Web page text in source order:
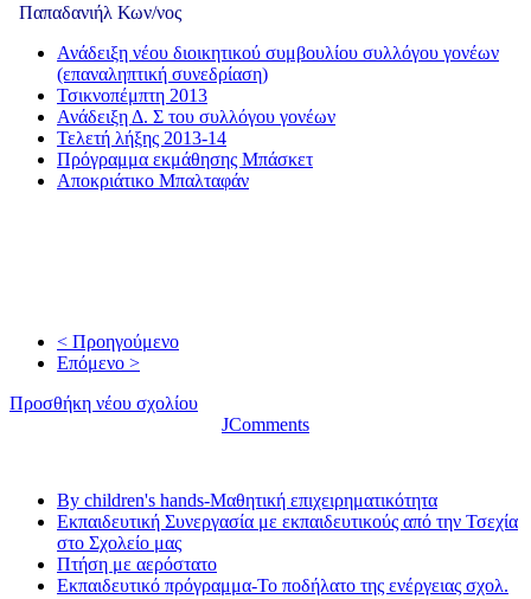
Παπαδανιήλ Κων/νος
Ανάδειξη νέου διοικητικού συμβουλίου συλλόγου γονέων
(επαναληπτική συνεδρίαση)
Τσικνοπέμπτη 2013
Ανάδειξη Δ. Σ του συλλόγου γονέων
Τελετή λήξης 2013-14
Πρόγραμμα εκμάθησης Μπάσκετ
Αποκριάτικο Μπαλταφάν
< Προηγούμενο
Επόμενο >
Προσθήκη νέου σχολίου
JComments
By children's hands-Μαθητική επιχειρηματικότητα
Εκπαιδευτική Συνεργασία με εκπαιδευτικούς από την Τσεχία
στο Σχολείο μας
Πτήση με αερόστατο
Εκπαιδευτικό πρόγραμμα-Το ποδήλατο της ενέργειας σχολ.